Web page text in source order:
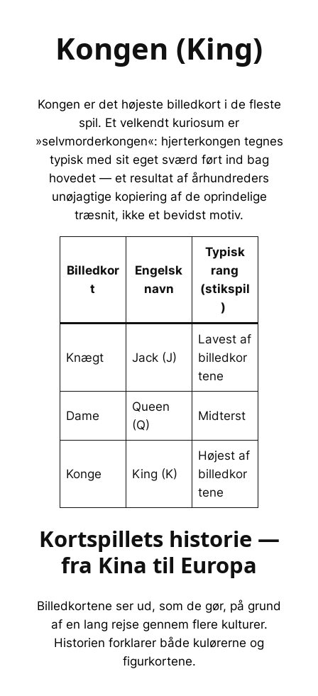
Kongen (King)
Kongen er det højeste billedkort i de fleste
spil. Et velkendt kuriosum er
»selvmorderkongen«: hjerterkongen tegnes
typisk med sit eget sværd ført ind bag
hovedet — et resultat af århundreders
unøjagtige kopiering af de oprindelige
træsnit, ikke et bevidst motiv.
Billedkor
t
Engelsk
navn
Typisk
rang
(stikspil
)
Knægt Jack (J)
Lavest af
billedkor
tene
Dame
Queen
(Q)
Midterst
Konge King (K)
Højest af
billedkor
tene
Kortspillets historie —
fra Kina til Europa
Billedkortene ser ud, som de gør, på grund
af en lang rejse gennem flere kulturer.
Historien forklarer både kulørerne og
figurkortene.